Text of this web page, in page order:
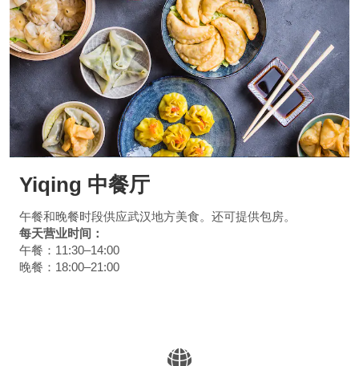
Yiqing 中餐厅
午餐和晚餐时段供应武汉地方美食。还可提供包房。
每天营业时间：
午餐：11:30–14:00
晚餐：18:00–21:00